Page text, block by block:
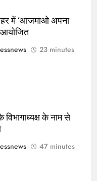
में ‘आजमाओ अपना
आयोजित
23 minutes
के नाम से
47 minutes